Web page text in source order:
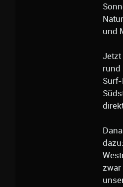
und
Jetzt
rund
zwar